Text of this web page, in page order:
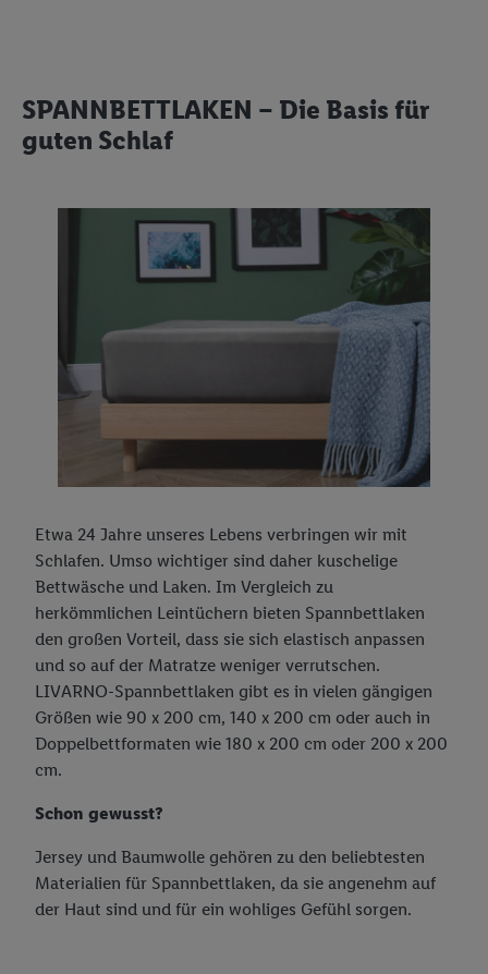
SPANNBETTLAKEN – Die Basis für
guten Schlaf
Etwa 24 Jahre unseres Lebens verbringen wir mit
Schlafen. Umso wichtiger sind daher kuschelige
Bettwäsche und Laken. Im Vergleich zu
herkömmlichen Leintüchern bieten Spannbettlaken
den großen Vorteil, dass sie sich elastisch anpassen
und so auf der Matratze weniger verrutschen.
LIVARNO-Spannbettlaken gibt es in vielen gängigen
Größen wie 90 x 200 cm, 140 x 200 cm oder auch in
Doppelbettformaten wie 180 x 200 cm oder 200 x 200
cm.
Schon gewusst?
Jersey und Baumwolle gehören zu den beliebtesten
Materialien für Spannbettlaken, da sie angenehm auf
der Haut sind und für ein wohliges Gefühl sorgen.